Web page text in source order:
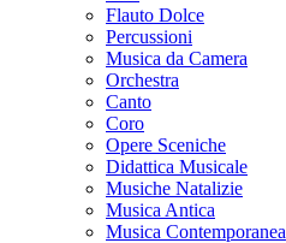
Flauto Dolce
Percussioni
Musica da Camera
Orchestra
Canto
Coro
Opere Sceniche
Didattica Musicale
Musiche Natalizie
Musica Antica
Musica Contemporanea